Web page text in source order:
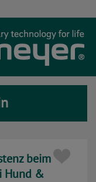
beim
Hund &
Unternehmen
Aktuelles
Onlineshop